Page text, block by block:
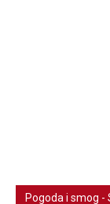
Pogoda i smog -